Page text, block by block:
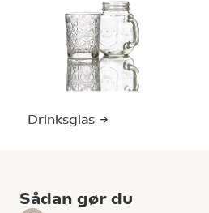
Drinksglas
Sådan gør du